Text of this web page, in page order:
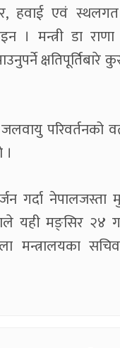
एवं स्थलगत
। मन्त्री डा
क्षतिपूर्तिबारे
गर्दा
यही मङ्सिर
मन्त्रालयका